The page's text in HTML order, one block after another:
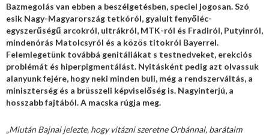
Bazmegolás van ebben a beszélgetésben, speciel jogosan. Szó
esik Nagy-Magyarország tetkóról, gyalult fenyőléc-
egyszerűségű arcokról, ultrákról, MTK-ról és Fradiról, Putyinról,
mindenórás Matolcsyról és a közös titokról Bayerrel.
Felemlegetünk továbbá genitáliákat s testnedveket, erekciós
problémát és hiperpigmentálást. Nyitásként pedig azt olvassuk
alanyunk fejére, hogy neki minden buli, még a rendszerváltás, a
miniszterség és a brüsszeli képviselőség is. Nagyinterjú, a
hosszabb fajtából. A macska rúgja meg.
„Miután Bajnai jelezte, hogy vitázni szeretne Orbánnal, barátaim